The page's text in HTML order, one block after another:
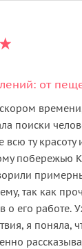
поиски
ту красоту
побережью
так как
о его работе.
я поняла,